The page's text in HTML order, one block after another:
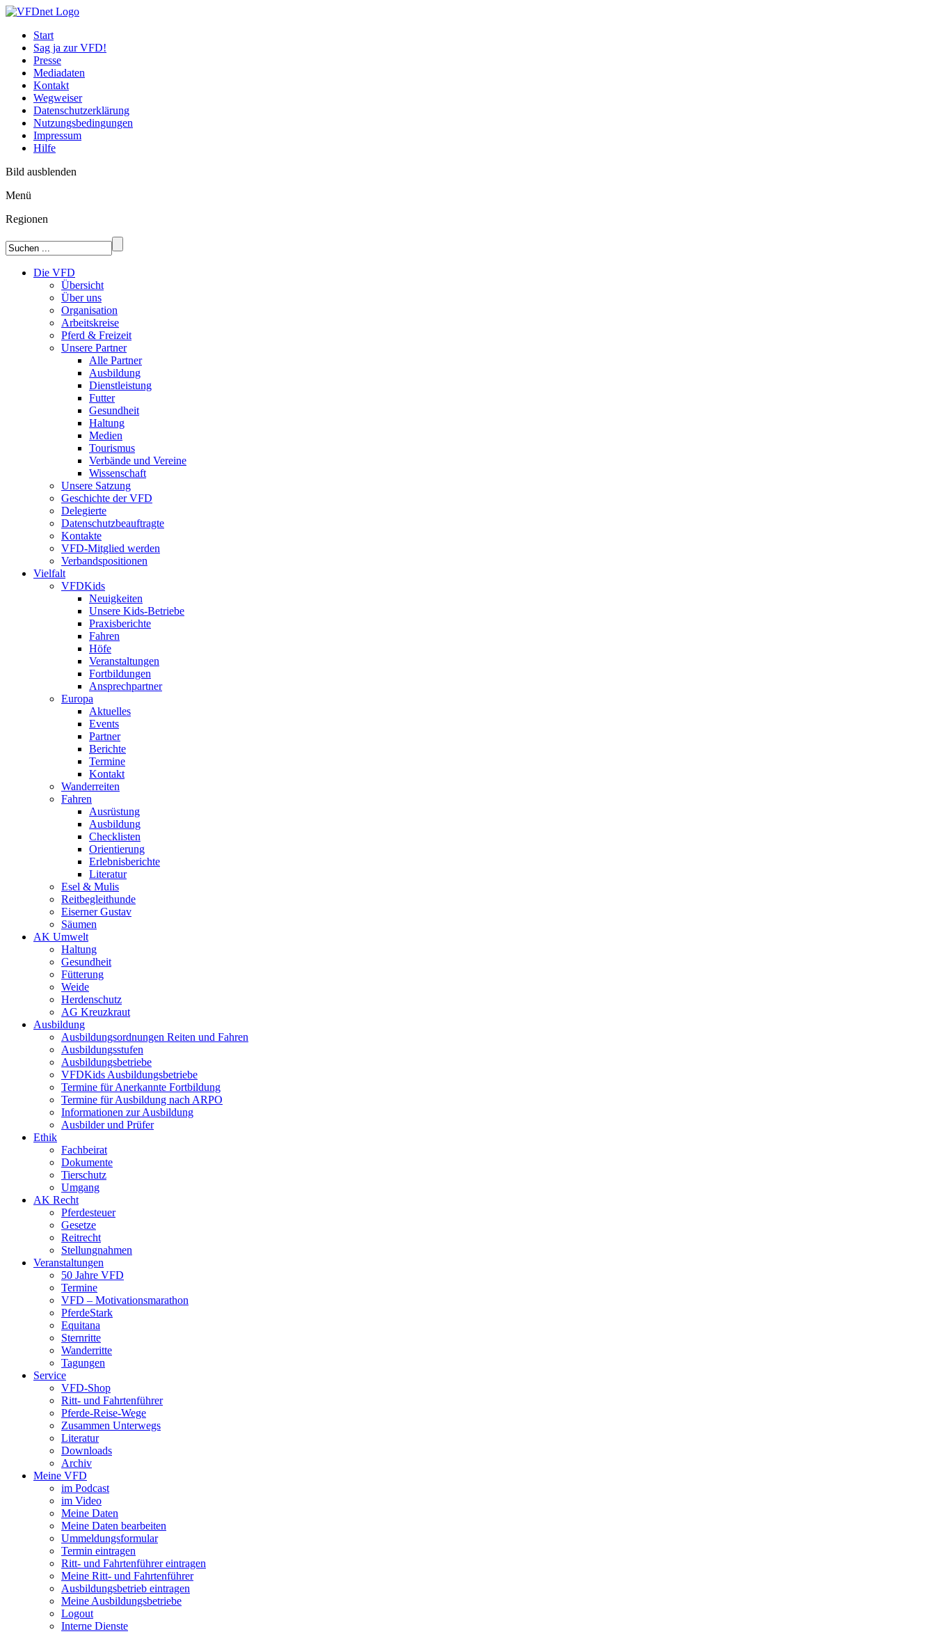
Start
Sag ja zur VFD!
Presse
Mediadaten
Kontakt
Wegweiser
Datenschutzerklärung
Nutzungsbedingungen
Impressum
Hilfe
Bild ausblenden
Menü
Regionen
Die VFD
Übersicht
Über uns
Organisation
Arbeitskreise
Pferd & Freizeit
Unsere Partner
Alle Partner
Ausbildung
Dienstleistung
Futter
Gesundheit
Haltung
Medien
Tourismus
Verbände und Vereine
Wissenschaft
Unsere Satzung
Geschichte der VFD
Delegierte
Datenschutzbeauftragte
Kontakte
VFD-Mitglied werden
Verbandspositionen
Vielfalt
VFDKids
Neuigkeiten
Unsere Kids-Betriebe
Praxisberichte
Fahren
Höfe
Veranstaltungen
Fortbildungen
Ansprechpartner
Europa
Aktuelles
Events
Partner
Berichte
Termine
Kontakt
Wanderreiten
Fahren
Ausrüstung
Ausbildung
Checklisten
Orientierung
Erlebnisberichte
Literatur
Esel & Mulis
Reitbegleithunde
Eiserner Gustav
Säumen
AK Umwelt
Haltung
Gesundheit
Fütterung
Weide
Herdenschutz
AG Kreuzkraut
Ausbildung
Ausbildungsordnungen Reiten und Fahren
Ausbildungsstufen
Ausbildungsbetriebe
VFDKids Ausbildungsbetriebe
Termine für Anerkannte Fortbildung
Termine für Ausbildung nach ARPO
Informationen zur Ausbildung
Ausbilder und Prüfer
Ethik
Fachbeirat
Dokumente
Tierschutz
Umgang
AK Recht
Pferdesteuer
Gesetze
Reitrecht
Stellungnahmen
Veranstaltungen
50 Jahre VFD
Termine
VFD – Motivationsmarathon
PferdeStark
Equitana
Sternritte
Wanderritte
Tagungen
Service
VFD-Shop
Ritt- und Fahrtenführer
Pferde-Reise-Wege
Zusammen Unterwegs
Literatur
Downloads
Archiv
Meine VFD
im Podcast
im Video
Meine Daten
Meine Daten bearbeiten
Ummeldungsformular
Termin eintragen
Ritt- und Fahrtenführer eintragen
Meine Ritt- und Fahrtenführer
Ausbildungsbetrieb eintragen
Meine Ausbildungsbetriebe
Logout
Interne Dienste